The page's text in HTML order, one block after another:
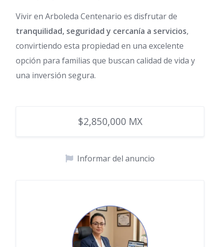
Vivir en Arboleda Centenario es disfrutar de
tranquilidad, seguridad y cercanía a servicios,
convirtiendo esta propiedad en una excelente
opción para familias que buscan calidad de vida y
una inversión segura.
$2,850,000 MX
Informar del anuncio